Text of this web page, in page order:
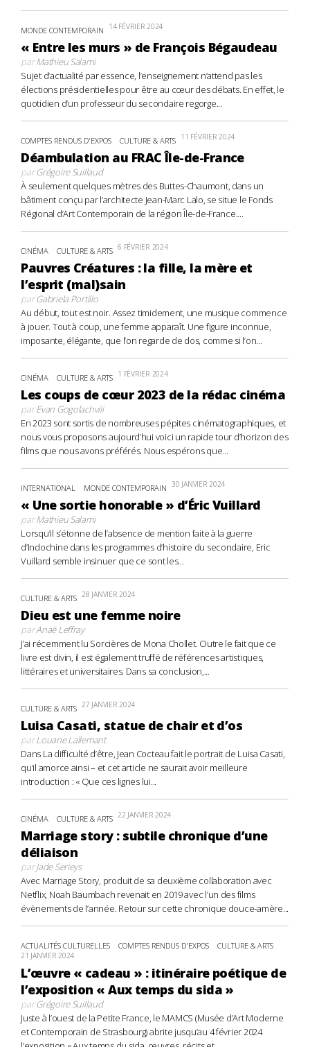
MONDE CONTEMPORAIN 14 FÉVRIER 2024
« Entre les murs » de François Bégaudeau
parMathieu Salami
Sujet d’actualité par essence, l’enseignement n’attend pas les
élections présidentielles pour être au cœur des débats. En effet, le
quotidien d’un professeur du secondaire regorge...
COMPTES RENDUS D'EXPOS CULTURE & ARTS 11 FÉVRIER 2024
Déambulation au FRAC Île-de-France
parGrégoire Suillaud
À seulement quelques mètres des Buttes-Chaumont, dans un
bâtiment conçu par l’architecte Jean-Marc Lalo, se situe le Fonds
Régional d’Art Contemporain de la région Île-de-France....
CINÉMA CULTURE & ARTS 6 FÉVRIER 2024
Pauvres Créatures : la fille, la mère et
l’esprit (mal)sain
parGabriela Portillo
Au début, tout est noir. Assez timidement, une musique commence
à jouer. Tout à coup, une femme apparaît. Une figure inconnue,
imposante, élégante, que l’on regarde de dos, comme si l’on...
CINÉMA CULTURE & ARTS 1 FÉVRIER 2024
Les coups de cœur 2023 de la rédac cinéma
parEvan Gogolachvili
En 2023 sont sortis de nombreuses pépites cinématographiques, et
nous vous proposons aujourd’hui voici un rapide tour d’horizon des
films que nous avons préférés. Nous espérons que...
INTERNATIONAL MONDE CONTEMPORAIN 30 JANVIER 2024
« Une sortie honorable » d’Éric Vuillard
parMathieu Salami
Lorsqu’il s’étonne de l’absence de mention faite à la guerre
d’Indochine dans les programmes d’histoire du secondaire, Eric
Vuillard semble insinuer que ce sont les...
CULTURE & ARTS 28 JANVIER 2024
Dieu est une femme noire
parAnaë Leffray
J’ai récemment lu Sorcières de Mona Chollet. Outre le fait que ce
livre est divin, il est également truffé de références artistiques,
littéraires et universitaires. Dans sa conclusion,...
CULTURE & ARTS 27 JANVIER 2024
Luisa Casati, statue de chair et d’os
parLouane Lallemant
Dans La difficulté d’être, Jean Cocteau fait le portrait de Luisa Casati,
qu’il amorce ainsi – et cet article ne saurait avoir meilleure
introduction : « Que ces lignes lui...
CINÉMA CULTURE & ARTS 22 JANVIER 2024
Marriage story : subtile chronique d’une
déliaison
parJade Serieys
Avec Marriage Story, produit de sa deuxième collaboration avec
Netflix, Noah Baumbach revenait en 2019 avec l’un des films
évènements de l’année. Retour sur cette chronique douce-amère...
ACTUALITÉS CULTURELLES COMPTES RENDUS D'EXPOS CULTURE & ARTS
21 JANVIER 2024
L’œuvre « cadeau » : itinéraire poétique de
l’exposition « Aux temps du sida »
parGrégoire Suillaud
Juste à l’ouest de la Petite France, le MAMCS (Musée d’Art Moderne
et Contemporain de Strasbourg) abrite jusqu’au 4 février 2024